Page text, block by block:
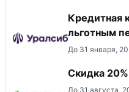
Кредитная
льготным
До 31 января,
Скидка
До 31 августа,